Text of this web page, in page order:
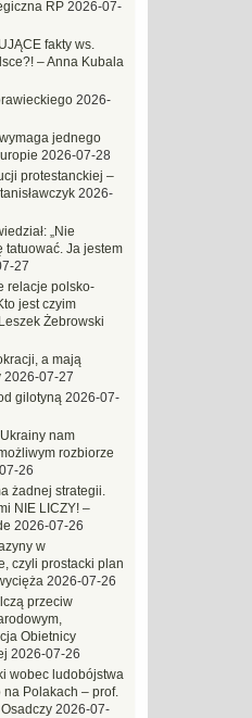
RP 2026-07-
fakty ws.
– Anna Kubala
2026-
jednego
2026-07-28
protestanckiej –
2026-
„Nie
tatuować. Ja jestem
27
relacje polsko-
jest czyim
Żebrowski
a mają
2026-07-27
gilotyną 2026-07-
nam
rozbiorze
26
żadnej strategii.
NIE LICZY! –
2026-07-26
w
czyli prostacki plan
2026-07-26
przeciw
Obietnicy
2026-07-26
wobec ludobójstwa
Polakach – prof.
2026-07-